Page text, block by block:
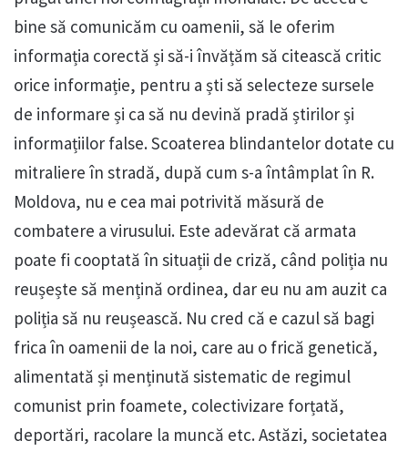
bine să comunicăm cu oamenii, să le oferim
informația corectă și să-i învățăm să citească critic
orice informație, pentru a ști să selecteze sursele
de informare și ca să nu devină pradă știrilor și
informațiilor false. Scoaterea blindantelor dotate cu
mitraliere în stradă, după cum s-a întâmplat în R.
Moldova, nu e cea mai potrivită măsură de
combatere a virusului. Este adevărat că armata
poate fi cooptată în situații de criză, când poliția nu
reușește să mențină ordinea, dar eu nu am auzit ca
poliția să nu reușească. Nu cred că e cazul să bagi
frica în oamenii de la noi, care au o frică genetică,
alimentată și menținută sistematic de regimul
comunist prin foamete, colectivizare forțată,
deportări, racolare la muncă etc. Astăzi, societatea